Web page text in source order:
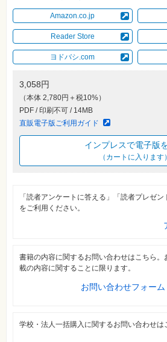
Club
ロ
グ
イ
ン
ー
ト
シ
ー
ズ
Amazon.co.jp
Reader Store
ヨドバシ.com
3,058円
（本体 2,780円＋税10%）
PDF / 印刷不可 / 14MB
直販電子版ご利用ガイド
インプレスで電子版
（カートに入ります）
「読者アンケートに答える」「読者プレゼ
をご利用ください。
書籍の内容に関するお問い合わせはこちら
載の内容に関することに限ります。
お問い合わせフォーム
学校・法人一括購入に関するお問い合わせは